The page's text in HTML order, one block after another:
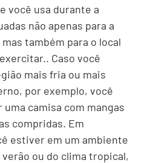
você usa durante a
não apenas para a
também para o local
Caso você
mais fria ou mais
por exemplo, você
camisa com mangas
compridas. Em
estiver em um ambiente
ou do clima tropical,